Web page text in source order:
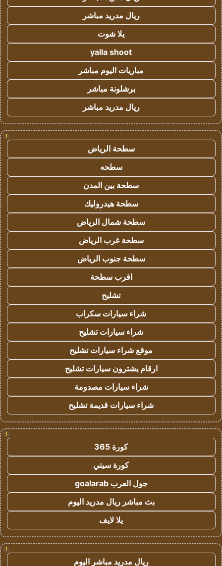
ريال مدريد مباشر
يلا شوت
yalla shoot
مباريات اليوم مباشر
برشلونة مباشر
ريال مدريد مباشر
!
سطحة الرياض
سطحه
سطحة بين المدن
سطحة هيدروليك
سطحة شمال الرياض
سطحة غرب الرياض
سطحة جنوب الرياض
اقرب سطحة
تشليح
شراء سيارات سكراب
شراء سيارات تشليح
موقع شراء سيارات تشليح
ارقام يشترون سيارات تشليح
شراء سيارات مصدومة
شراء سيارات قديمة تشليح
!
كورة 365
كورة سيتي
جول العرب goalarab
بث مباشر ريال مدريد اليوم
يلا لايف
!
ريال مدريد مباشر اليوم